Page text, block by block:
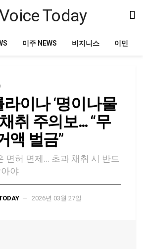
미주 NEWS 비지니스 이민
이나 ‘명이나물
채취 주의보… “무
액 벌금”
면허 면제… 초과 채취 시 반드
야
2026년 03월 27일